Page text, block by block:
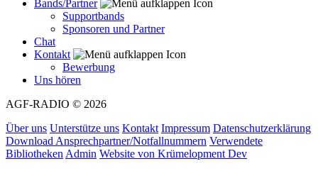
Bands/Partner
Supportbands
Sponsoren und Partner
Chat
Kontakt
Bewerbung
Uns hören
AGF-RADIO © 2026
Über uns Unterstütze uns Kontakt Impressum Datenschutzerklärung
Download Ansprechpartner/Notfallnummern Verwendete
Bibliotheken Admin Website von Krümelopment Dev